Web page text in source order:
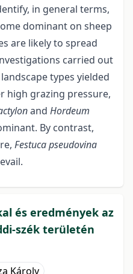
in general terms,
dominant on sheep
are likely to spread
carried out
types yielded
high grazing pressure,
and Hordeum
By contrast,
Festuca pseudovina
és eredmények az
szék területén
Károly